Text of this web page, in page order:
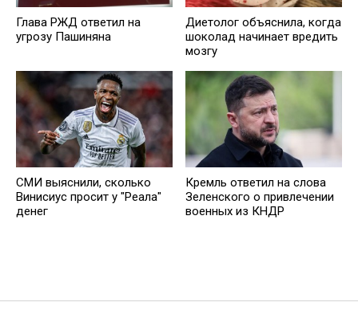
Глава РЖД ответил на
угрозу Пашиняна
Диетолог объяснила, когда
шоколад начинает вредить
мозгу
СМИ выяснили, сколько
Винисиус просит у "Реала"
денег
Кремль ответил на слова
Зеленского о привлечении
военных из КНДР